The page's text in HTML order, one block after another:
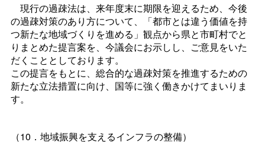
現行の過疎法は、来年度末に期限を迎えるため、今後
の過疎対策のあり方について、「都市とは違う価値を持
つ新たな地域づくりを進める」観点から県と市町村でと
りまとめた提言案を、今議会にお示しし、ご意見をいた
だくこととしております。
この提言をもとに、総合的な過疎対策を推進するための
新たな立法措置に向け、国等に強く働きかけてまいりま
す。
（10．地域振興を支えるインフラの整備）